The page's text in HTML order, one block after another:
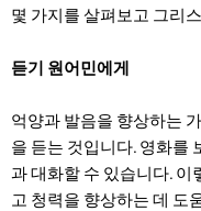
몇 가지를 살펴보고 그리
듣기 원어민에게
억양과 발음을 향상하는
을 듣는 것입니다. 영화를
과 대화할 수 있습니다. 이
고 청력을 향상하는 데 도